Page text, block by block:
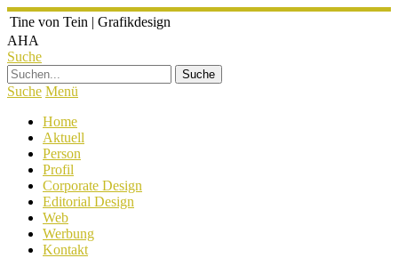
Tine von Tein | Grafikdesign
AHA
Suche
Suche Menü
Home
Aktuell
Person
Profil
Corporate Design
Editorial Design
Web
Werbung
Kontakt